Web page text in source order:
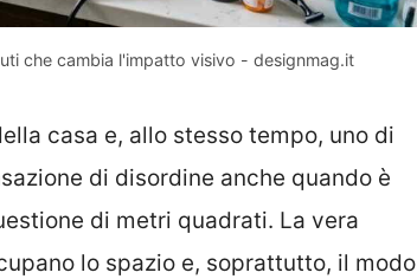
che cambia l'impatto visivo - designmag.it
casa e, allo stesso tempo, uno di
di disordine anche quando è
di metri quadrati. La vera
lo spazio e, soprattutto, il modo